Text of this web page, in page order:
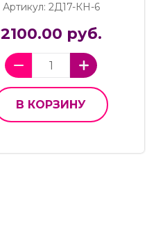
Артикул: 2Д17-КН-6
2100.00 руб.
В КОРЗИНУ